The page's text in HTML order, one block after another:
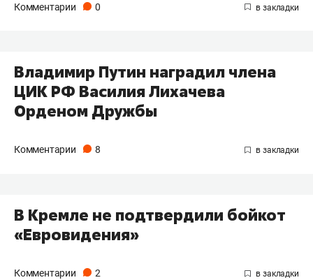
Комментарии 0
Владимир Путин наградил члена
ЦИК РФ Василия Лихачева
Орденом Дружбы
Комментарии 8
В Кремле не подтвердили бойкот
«Евровидения»
Комментарии 2